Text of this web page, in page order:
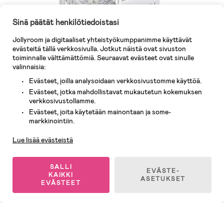
JLY Dream Lux Dropside Pinnasänky
Moweo Relax Babysitteri
Sinä päätät henkilötiedoistasi
Jollyroom ja digitaaliset yhteistyökumppanimme käyttävät
evästeitä tällä verkkosivulla. Jotkut näistä ovat sivuston
toiminnalle välttämättömiä. Seuraavat evästeet ovat sinulle
valinnaisia:
Evästeet, joilla analysoidaan verkkosivustomme käyttöä.
Evästeet, jotka mahdollistavat mukautetun kokemuksen
verkkosivustollamme.
Evästeet, joita käytetään mainontaan ja some-
markkinointiin.
Lue lisää evästeistä
SALLI
KAIKKI
EVÄSTEET
EVÄSTE-
ASETUKSET